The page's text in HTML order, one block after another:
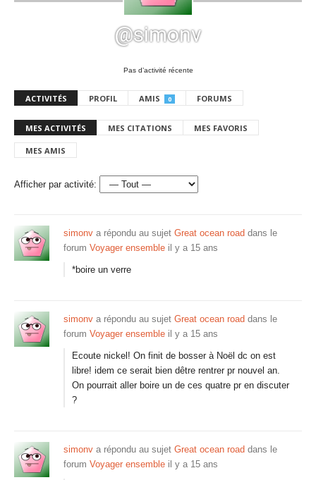
@simonv
Pas d’activité récente
ACTIVITÉS PROFIL AMIS 0 FORUMS
MES ACTIVITÉS MES CITATIONS MES FAVORIS
MES AMIS
Afficher par activité:
simonv a répondu au sujet Great ocean road dans le
forum Voyager ensemble il y a 15 ans
*boire un verre
simonv a répondu au sujet Great ocean road dans le
forum Voyager ensemble il y a 15 ans
Ecoute nickel! On finit de bosser à Noël dc on est
libre! idem ce serait bien dêtre rentrer pr nouvel an.
On pourrait aller boire un de ces quatre pr en discuter
?
simonv a répondu au sujet Great ocean road dans le
forum Voyager ensemble il y a 15 ans